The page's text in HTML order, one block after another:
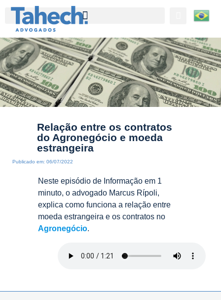
Relação entre os contratos
do Agronegócio e moeda
estrangeira
Publicado em: 06/07/2022
Neste episódio de Informação em 1
minuto, o advogado Marcus Rípoli,
explica como funciona a relação entre
moeda estrangeira e os contratos no
Agronegócio.